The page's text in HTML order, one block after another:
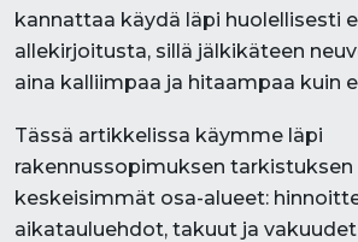
kannattaa käydä läpi huolellisesti
allekirjoitusta, sillä jälkikäteen
aina kalliimpaa ja hitaampaa kuin
Tässä artikkelissa käymme läpi
rakennussopimuksen tarkistuksen
keskeisimmät osa-alueet:
aikatauluehdot, takuut ja